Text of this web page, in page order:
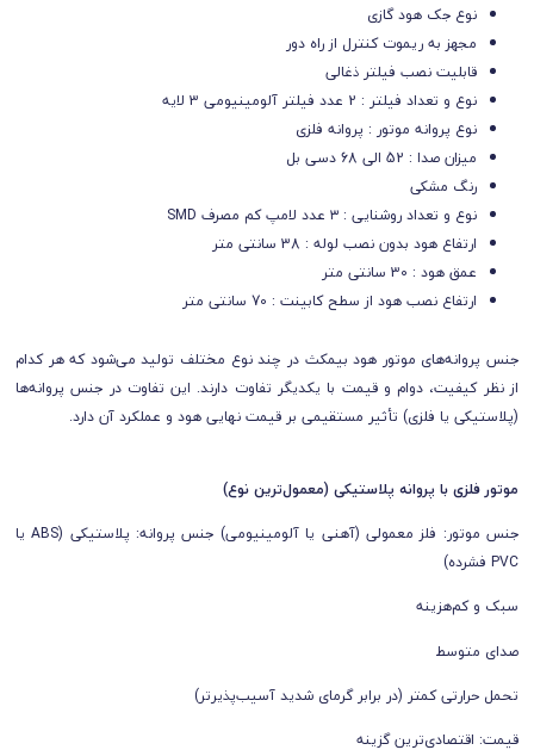
نوع جک هود گازی
مجهز به ریموت کنترل از راه دور
قابلیت نصب فیلتر ذغالی
نوع و تعداد فیلتر : 2 عدد فیلتر آلومینیومی 3 لایه
نوع پروانه موتور : پروانه فلزی
میزان صدا : 52 الی 68 دسی بل
رنگ مشکی
نوع و تعداد روشنایی : ۳ عدد لامپ کم مصرف SMD
ارتفاع هود بدون نصب لوله : 38 سانتی متر
عمق هود : 30 سانتی متر
ارتفاع نصب هود از سطح کابینت : 70 سانتی متر
جنس پروانه‌های موتور هود بیمکث در چند نوع مختلف تولید می‌شود که هر کدام
از نظر کیفیت، دوام و قیمت با یکدیگر تفاوت دارند. این تفاوت در جنس پروانه‌ها
(پلاستیکی یا فلزی) تأثیر مستقیمی بر قیمت نهایی هود و عملکرد آن دارد.
موتور فلزی با پروانه پلاستیکی (معمول‌ترین نوع)
جنس موتور: فلز معمولی (آهنی یا آلومینیومی) جنس پروانه: پلاستیکی (ABS یا
PVC فشرده)
سبک و کم‌هزینه
صدای متوسط
تحمل حرارتی کمتر (در برابر گرمای شدید آسیب‌پذیرتر)
قیمت: اقتصادی‌ترین گزینه